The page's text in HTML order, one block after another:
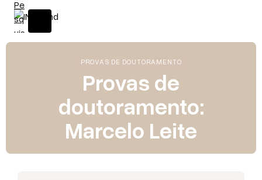
PROVAS DE DOUTORAMENTO
Provas de
doutoramento:
Marcelo Leite